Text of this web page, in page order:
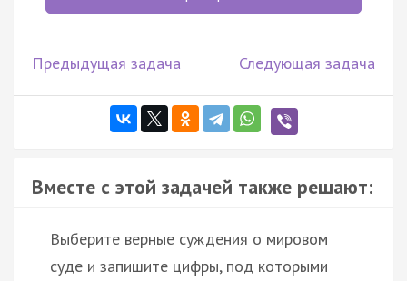
Предыдущая задача Следующая задача
Вместе с этой задачей также решают:
Выберите верные суждения о мировом
суде и запишите цифры, под которыми